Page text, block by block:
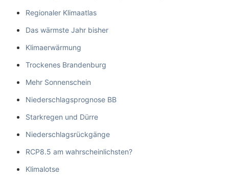
Regionaler Klimaatlas
Das wärmste Jahr bisher
Klimaerwärmung
Trockenes Brandenburg
Mehr Sonnenschein
Niederschlagsprognose BB
Starkregen und Dürre
Niederschlagsrückgänge
RCP8.5 am wahrscheinlichsten?
Klimalotse